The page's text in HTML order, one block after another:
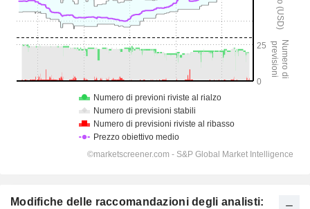
Modifiche delle raccomandazioni degli analisti: